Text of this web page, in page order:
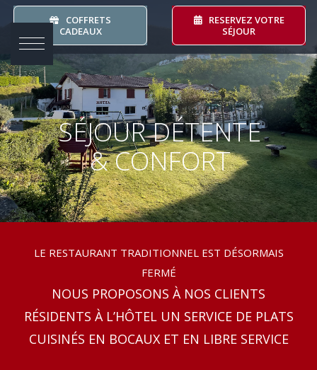
Skip
content
COFFRETS
CADEAUX
RESERVEZ VOTRE
SÉJOUR
SÉJOUR DÉTENTE
& CONFORT
LE RESTAURANT TRADITIONNEL EST DÉSORMAIS
FERMÉ
NOUS PROPOSONS À NOS CLIENTS
RÉSIDENTS À L’HÔTEL UN SERVICE DE PLATS
CUISINÉS EN BOCAUX ET EN LIBRE SERVICE